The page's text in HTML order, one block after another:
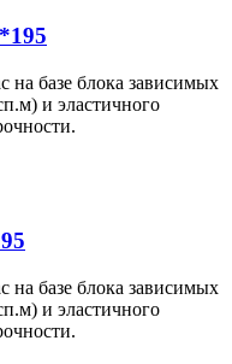
на базе блока зависимых
и эластичного
на базе блока зависимых
и эластичного